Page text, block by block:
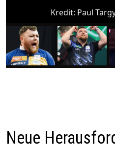
Kredit: Paul
Neue